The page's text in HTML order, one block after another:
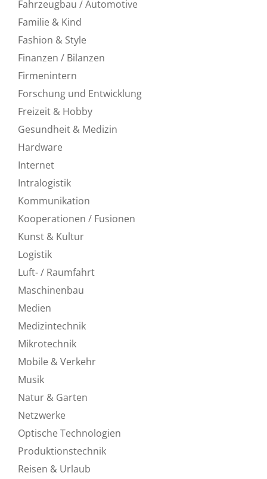
Fahrzeugbau / Automotive
Familie & Kind
Fashion & Style
Finanzen / Bilanzen
Firmenintern
Forschung und Entwicklung
Freizeit & Hobby
Gesundheit & Medizin
Hardware
Internet
Intralogistik
Kommunikation
Kooperationen / Fusionen
Kunst & Kultur
Logistik
Luft- / Raumfahrt
Maschinenbau
Medien
Medizintechnik
Mikrotechnik
Mobile & Verkehr
Musik
Natur & Garten
Netzwerke
Optische Technologien
Produktionstechnik
Reisen & Urlaub